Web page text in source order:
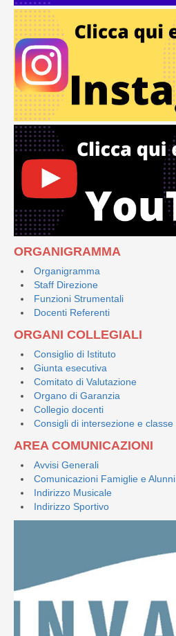
ORGANIGRAMMA
Organigramma
Staff Direzione
Funzioni Strumentali
Docenti Referenti
ORGANI COLLEGIALI
Consiglio di Istituto
Giunta esecutiva
Comitato di Valutazione
Organo di Garanzia
Collegio docenti
Consigli di intersezione e classe
AREA COMUNICAZIONI
Avvisi Generali
Comunicazioni Famiglie e Alunni
Indirizzo Musicale
Indirizzo Sportivo